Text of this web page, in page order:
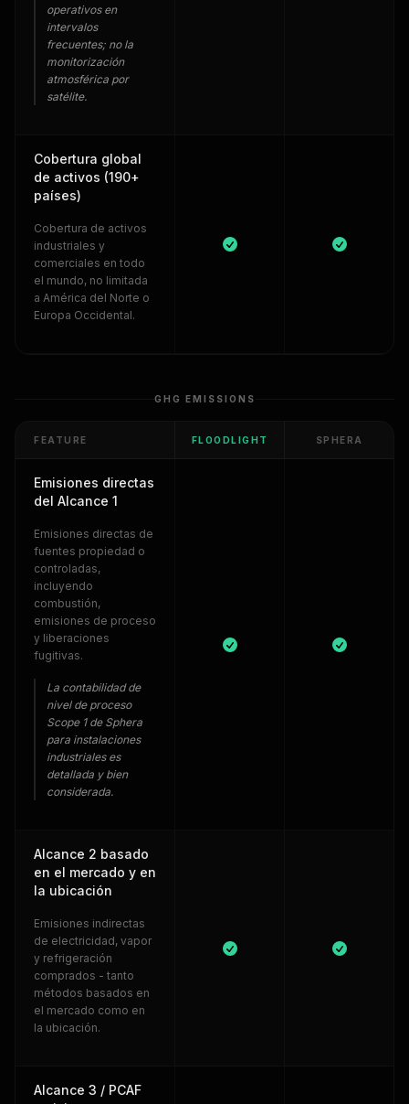
operativos en
intervalos
frecuentes; no la
monitorización
atmosférica por
satélite.
Cobertura global
de activos (190+
países)
Cobertura de activos
industriales y
comerciales en todo
el mundo, no limitada
a América del Norte o
Europa Occidental.
GHG EMISSIONS
FEATURE FLOODLIGHT SPHERA
Emisiones directas
del Alcance 1
Emisiones directas de
fuentes propiedad o
controladas,
incluyendo
combustión,
emisiones de proceso
y liberaciones
fugitivas.
La contabilidad de
nivel de proceso
Scope 1 de Sphera
para instalaciones
industriales es
detallada y bien
considerada.
Alcance 2 basado
en el mercado y en
la ubicación
Emisiones indirectas
de electricidad, vapor
y refrigeración
comprados - tanto
métodos basados en
el mercado como en
la ubicación.
Alcance 3 / PCAF